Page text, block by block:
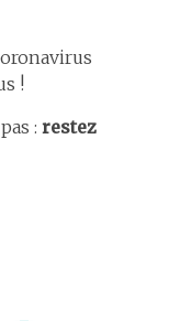
!
: restez